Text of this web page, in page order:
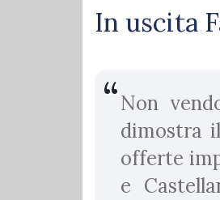
In uscita
Non
dimostra
offerte
e